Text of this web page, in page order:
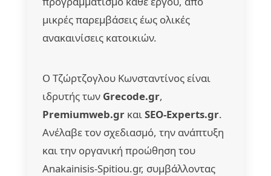
μικρές παρεμβάσεις έως ολικές
ανακαινίσεις κατοικιών.
Ο Τζώρτζογλου Κωνσταντίνος είναι
ιδρυτής των Grecode.gr,
Premiumweb.grκαιSEO-Experts.gr.
Ανέλαβε τον σχεδιασμό, την ανάπτυξη
και την οργανική προώθηση του
Anakainisis-Spitiou.gr, συμβάλλοντας